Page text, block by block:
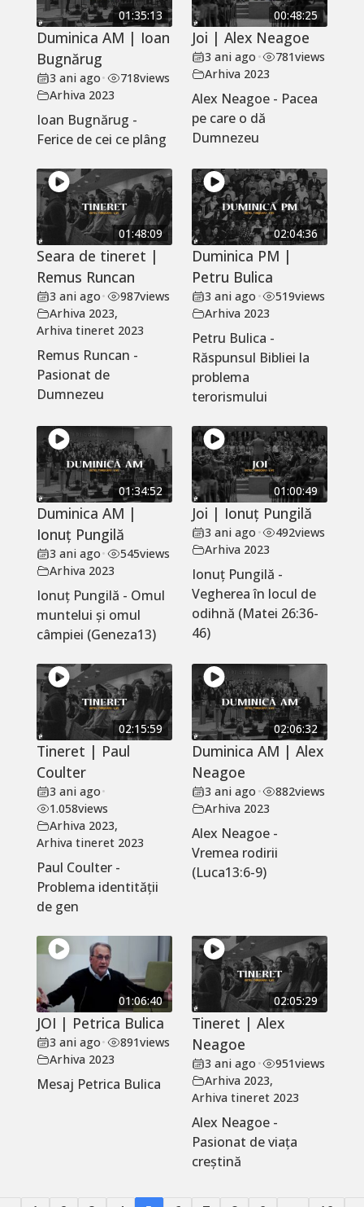
01:35:13
Duminica AM | Ioan
Bugnărug
3 ani ago• 718views
Arhiva 2023
Ioan Bugnărug -
Ferice de cei ce plâng
00:48:25
Joi | Alex Neagoe
3 ani ago • 781views
Arhiva 2023
Alex Neagoe - Pacea
pe care o dă
Dumnezeu
01:48:09
Seara de tineret |
Remus Runcan
3 ani ago• 987views
Arhiva 2023,
Arhiva tineret 2023
Remus Runcan -
Pasionat de
Dumnezeu
02:04:36
Duminica PM |
Petru Bulica
3 ani ago • 519views
Arhiva 2023
Petru Bulica -
Răspunsul Bibliei la
problema
terorismului
01:34:52
Duminica AM |
Ionuț Pungilă
3 ani ago• 545views
Arhiva 2023
Ionuț Pungilă - Omul
muntelui și omul
câmpiei (Geneza13)
01:00:49
Joi | Ionuț Pungilă
3 ani ago • 492views
Arhiva 2023
Ionuț Pungilă -
Vegherea în locul de
odihnă (Matei 26:36-
46)
02:15:59
Tineret | Paul
Coulter
3 ani ago•
1.058views
Arhiva 2023,
Arhiva tineret 2023
Paul Coulter -
Problema identității
de gen
02:06:32
Duminica AM | Alex
Neagoe
3 ani ago • 882views
Arhiva 2023
Alex Neagoe -
Vremea rodirii
(Luca13:6-9)
01:06:40
JOI | Petrica Bulica
3 ani ago• 891views
Arhiva 2023
Mesaj Petrica Bulica
02:05:29
Tineret | Alex
Neagoe
3 ani ago • 951views
Arhiva 2023,
Arhiva tineret 2023
Alex Neagoe -
Pasionat de viața
creștină